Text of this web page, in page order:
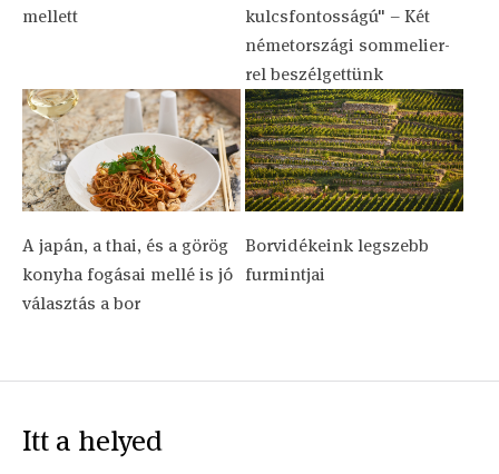
mellett
kulcsfontosságú" – Két
németországi sommelier-
rel beszélgettünk
A japán, a thai, és a görög
konyha fogásai mellé is jó
választás a bor
Borvidékeink legszebb
furmintjai
Itt a helyed